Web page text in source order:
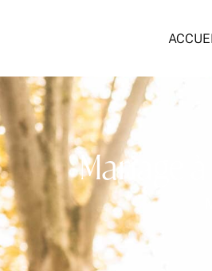
Mariage